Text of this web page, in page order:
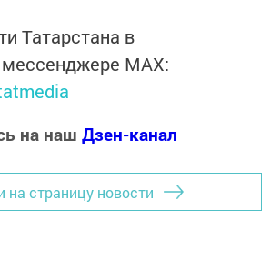
Татарстана в
MАХ:
на наш Дзен-канал
на страницу новости